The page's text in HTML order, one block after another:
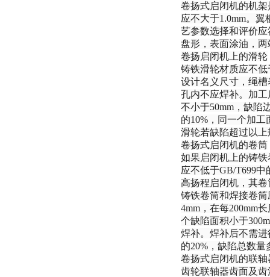
卷扬式启闭机的机
应不大于1.0mm。
艺参数选择和评价应
盘形，表面涂油，
卷扬启闭机上的滑轮
铸铁滑轮材质应不低
设计名义尺寸，绳槽
孔内不应焊补。加
不小于50mm，缺陷
的10%，同一个加
滑轮若缺陷超过以
卷扬式启闭机的卷筒
如果启闭机上的铸铁
应不低于GB/T699
高扬程启闭机，其
铸铁卷筒和焊接卷
4mm，在每200mm
个缺陷面积小于
焊补。焊补后不需
的20%，缺陷总数
卷扬式启闭机的联轴
齿轮联轴器齿面及